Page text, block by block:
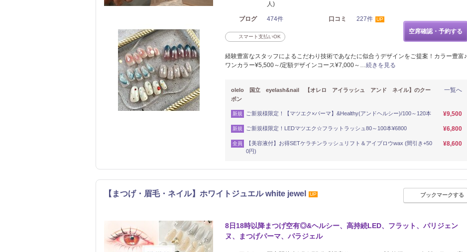
人)
ブログ 474件 口コミ 227件 UP
スマート支払いOK
空席確認・予約する
経験豊富なスタッフによるこだわり技術であなたに似合うデザインをご提案！カラー豊富♪
ワンカラー¥5,500～/定額デザインコース¥7,000～…続きを見る
一覧へ
olelo 国立 eyelash&nail 【オレロ アイラッシュ アンド ネイル】のクー
ポン
新規 ご新規様限定！【マツエク×パーマ】&Healthy(アンドヘルシー)/100～120本 ¥9,500
新規 ご新規様限定！LEDマツエク☆フラットラッシュ80～100本¥6800 ¥6,800
全員
【美容液付】お得SETケラチンラッシュリフト＆アイブロウwax (間引き+50
0円)
¥8,600
【まつげ・眉毛・ネイル】ホワイトジュエル white jewel UP ブックマークする
8日18時以降まつげ空有◎&ヘルシー、高持続LED、フラット、パリジェン
ヌ、まつげパーマ、パラジェル